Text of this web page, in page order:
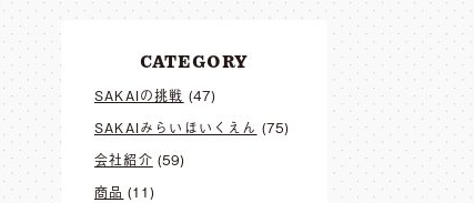
CATEGORY
SAKAIの挑戦 (47)
SAKAIみらいほいくえん (75)
会社紹介 (59)
商品 (11)